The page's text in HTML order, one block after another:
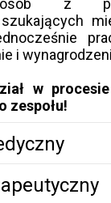
osób z
szukających
i
w
zespołu!